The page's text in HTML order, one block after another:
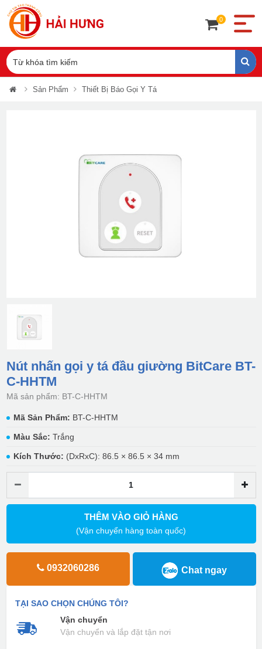
0
Sản Phẩm Thiết Bị Báo Gọi Y Tá
Nút nhấn gọi y tá đầu giường BitCare BT-
C-HHTM
Mã sản phẩm: BT-C-HHTM
Mã Sản Phẩm: BT-C-HHTM
Màu Sắc: Trắng
Kích Thước: (DxRxC): 86.5 × 86.5 × 34 mm
THÊM VÀO GIỎ HÀNG
(Vận chuyển hàng toàn quốc)
0932060286 Chat ngay
TẠI SAO CHỌN CHÚNG TÔI?
Vận chuyển
Vận chuyển và lắp đặt tận nơi